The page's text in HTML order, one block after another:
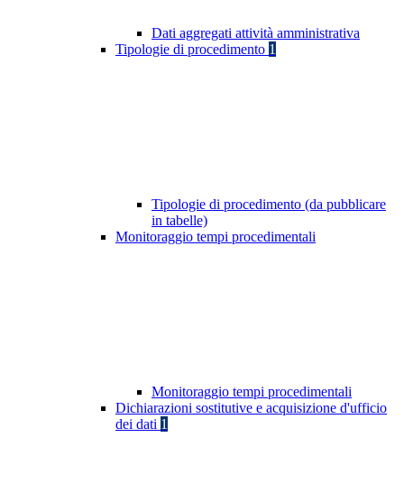
Dati aggregati attività amministrativa
Tipologie di procedimento 1
Tipologie di procedimento (da pubblicare
in tabelle)
Monitoraggio tempi procedimentali
Monitoraggio tempi procedimentali
Dichiarazioni sostitutive e acquisizione d'ufficio
dei dati 1